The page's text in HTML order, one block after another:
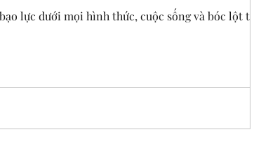
lực dưới mọi hình thức, cuộc sống và bóc lột trên